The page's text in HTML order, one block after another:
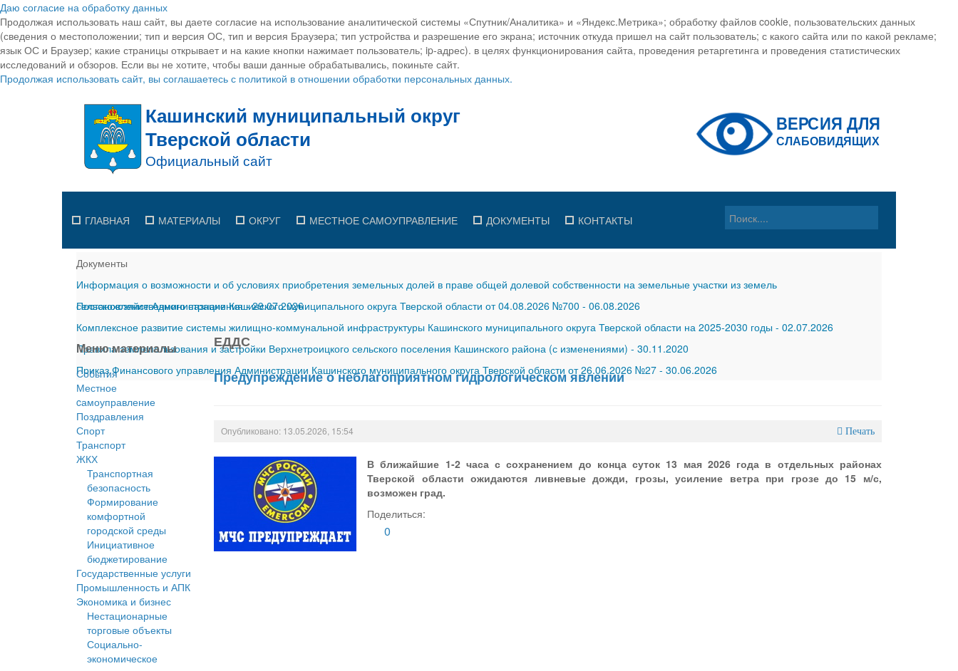
Даю согласие на обработку данных
Продолжая использовать наш сайт, вы даете согласие на использование аналитической системы «Спутник/Аналитика» и «Яндекс.Метрика»; обработку файлов cookie, пользовательских данных
(сведения о местоположении; тип и версия ОС, тип и версия Браузера; тип устройства и разрешение его экрана; источник откуда пришел на сайт пользователь; с какого сайта или по какой рекламе;
язык ОС и Браузер; какие страницы открывает и на какие кнопки нажимает пользователь; ip-адрес). в целях функционирования сайта, проведения ретаргетинга и проведения статистических
исследований и обзоров. Если вы не хотите, чтобы ваши данные обрабатывались, покиньте сайт.
Продолжая использовать сайт, вы соглашаетесь с политикой в отношении обработки персональных данных.
ГЛАВНАЯ МАТЕРИАЛЫ ОКРУГ МЕСТНОЕ САМОУПРАВЛЕНИЕ ДОКУМЕНТЫ КОНТАКТЫ
Документы
Информация о возможности и об условиях приобретения земельных долей в праве общей долевой собственности на земельные участки из земель
сельскохозяйственного назначения-29.07.2026
Постановление Администрации Кашинского муниципального округа Тверской области от 04.08.2026 №700 - 06.08.2026
Комплексное развитие системы жилищно-коммунальной инфраструктуры Кашинского муниципального округа Тверской области на 2025-2030 годы - 02.07.2026
Правила землепользования и застройки Верхнетроицкого сельского поселения Кашинского района (с изменениями) - 30.11.2020
Приказ Финансового управления Администрации Кашинского муниципального округа Тверской области от 26.06.2026 №27 - 30.06.2026
Меню материалы
События
Местное
cамоуправление
Поздравления
Спорт
Транспорт
ЖКХ
Транспортная
безопасность
Формирование
комфортной
городской среды
Инициативное
бюджетирование
Государственные услуги
Промышленность и АПК
Экономика и бизнес
Нестационарные
торговые объекты
Социально-
экономическое
ЕДДС
Предупреждение о неблагоприятном гидрологическом явлении
Опубликовано: 13.05.2026, 15:54 Печать
В ближайшие 1-2 часа с сохранением до конца суток 13 мая 2026 года в отдельных районах
Тверской области ожидаются ливневые дожди, грозы, усиление ветра при грозе до 15 м/с,
возможен град.
Поделиться:
0